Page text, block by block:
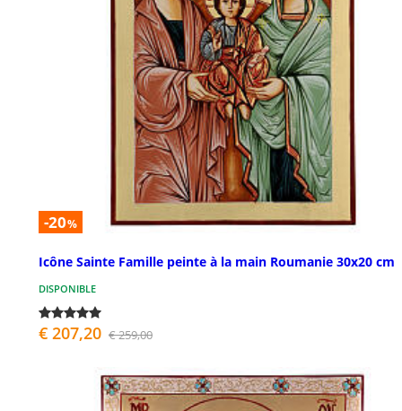
-20%
Icône Sainte Famille peinte à la main Roumanie 30x20 cm
DISPONIBLE
€ 207,20 € 259,00